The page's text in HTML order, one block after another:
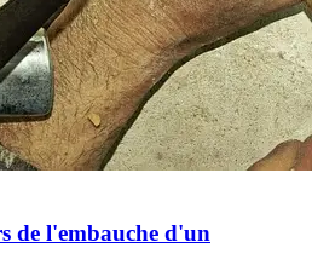
de l'embauche d'un